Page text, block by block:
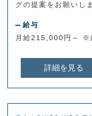
グの提案をお願いし
給与
月給215,000円～ ※
詳細を見る